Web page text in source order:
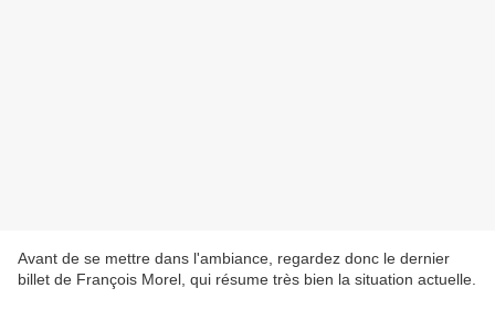
Avant de se mettre dans l'ambiance, regardez donc le dernier
billet de François Morel, qui résume très bien la situation actuelle.